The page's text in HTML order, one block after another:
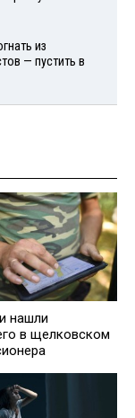
из
— пустить в
нашли
в щелковском